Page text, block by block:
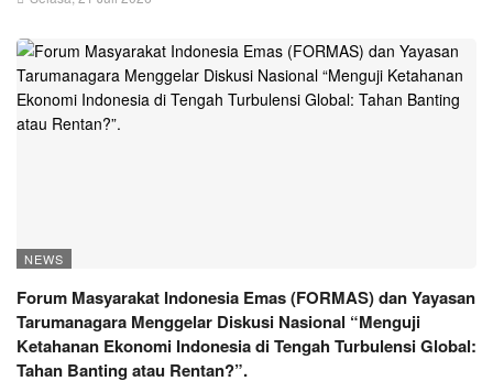
NEWS
Forum Masyarakat Indonesia Emas (FORMAS) dan Yayasan
Tarumanagara Menggelar Diskusi Nasional “Menguji
Ketahanan Ekonomi Indonesia di Tengah Turbulensi Global:
Tahan Banting atau Rentan?”.